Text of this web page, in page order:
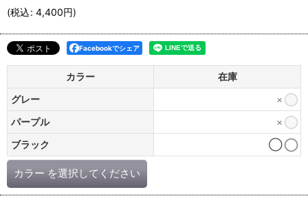
(税込: 4,400円)
Facebookでシェア
カラー
在庫
グレー
×
パープル
×
ブラック
◯
カラー を選択してください